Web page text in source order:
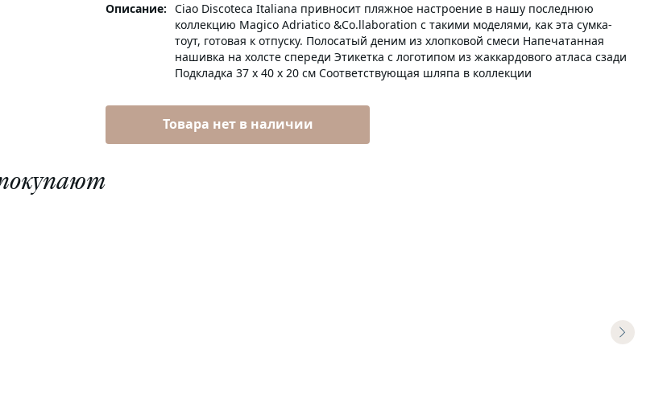
Описание: Ciao Discoteca Italiana привносит пляжное настроение в нашу последнюю
коллекцию Magico Adriatico &Co.llaboration с такими моделями, как эта сумка-
тоут, готовая к отпуску. Полосатый деним из хлопковой смеси Напечатанная
нашивка на холсте спереди Этикетка с логотипом из жаккардового атласа сзади
Подкладка 37 х 40 х 20 см Соответствующая шляпа в коллекции
Товара нет в наличии